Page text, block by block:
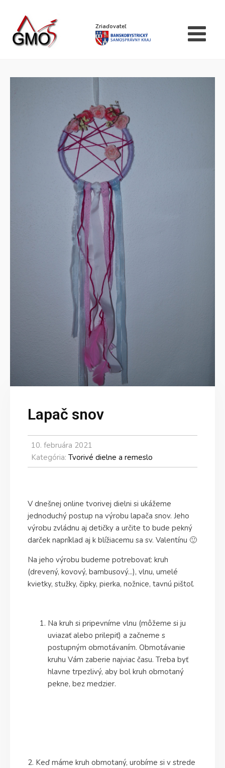
Zriaďovateľ
Lapač snov
10. februára 2021
Kategória: Tvorivé dielne a remeslo
V dnešnej online tvorivej dielni si ukážeme
jednoduchý postup na výrobu lapača snov. Jeho
výrobu zvládnu aj detičky a určite to bude pekný
darček napríklad aj k blížiacemu sa sv. Valentínu 🙂
Na jeho výrobu budeme potrebovať: kruh
(drevený, kovový, bambusový...), vlnu, umelé
kvietky, stužky, čipky, pierka, nožnice, tavnú pištoľ.
Na kruh si pripevníme vlnu (môžeme si ju
uviazať alebo prilepiť) a začneme s
postupným obmotávaním. Obmotávanie
kruhu Vám zaberie najviac času. Treba byť
hlavne trpezlivý, aby bol kruh obmotaný
pekne, bez medzier.
2. Keď máme kruh obmotaný, urobíme si v strede